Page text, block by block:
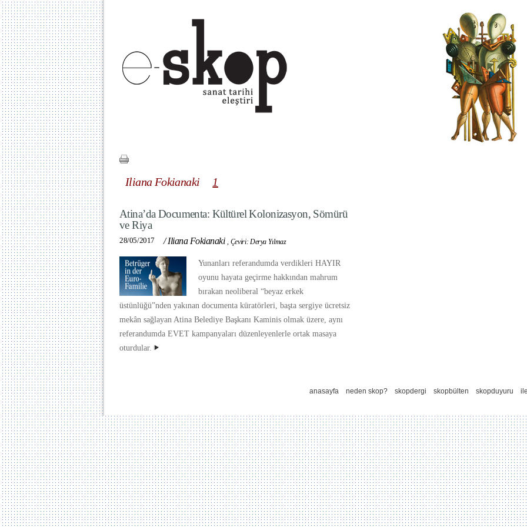
Iliana Fokianaki 1
Atina’da Documenta: Kültürel Kolonizasyon, Sömürü
ve Riya
28/05/2017 /Iliana Fokianaki , Çeviri: Derya Yılmaz
Yunanları referandumda verdikleri HAYIR
oyunu hayata geçirme hakkından mahrum
bırakan neoliberal “beyaz erkek
üstünlüğü”nden yakınan documenta küratörleri, başta sergiye ücretsiz
mekân sağlayan Atina Belediye Başkanı Kaminis olmak üzere, aynı
referandumda EVET kampanyaları düzenleyenlerle ortak masaya
oturdular.
anasayfa neden skop? skopdergi skopbülten skopduyuru